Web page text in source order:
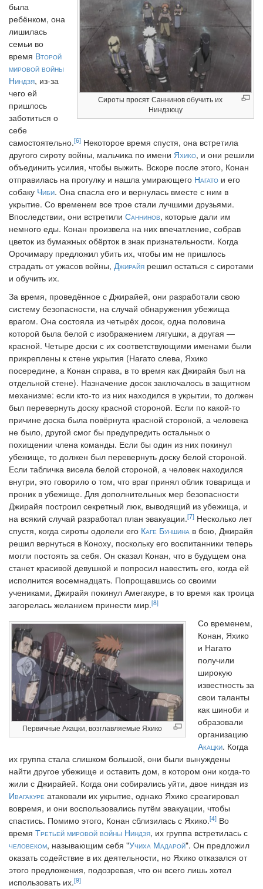
Сироты просят Саннинов обучить их
Ниндзюцу
была
ребёнком, она
лишилась
семьи во
время Второй
мировой войны
Ниндзя, из-за
чего ей
пришлось
заботиться о
себе
самостоятельно.[6] Некоторое время спустя, она встретила
другого сироту войны, мальчика по имени Яхико, и они решили
объединить усилия, чтобы выжить. Вскоре после этого, Конан
отправилась на прогулку и нашла умирающего Нагато и его
собаку Чиби. Она спасла его и вернулась вместе с ним в
укрытие. Со временем все трое стали лучшими друзьями.
Впоследствии, они встретили Саннинов, которые дали им
немного еды. Конан произвела на них впечатление, собрав
цветок из бумажных обёрток в знак признательности. Когда
Орочимару предложил убить их, чтобы им не пришлось
страдать от ужасов войны, Джирайя решил остаться с сиротами
и обучить их.
За время, проведённое с Джирайей, они разработали свою
систему безопасности, на случай обнаружения убежища
врагом. Она состояла из четырёх досок, одна половина
которой была белой с изображением лягушки, а другая —
красной. Четыре доски с их соответствующими именами были
прикреплены к стене укрытия (Нагато слева, Яхико
посередине, а Конан справа, в то время как Джирайя был на
отдельной стене). Назначение досок заключалось в защитном
механизме: если кто-то из них находился в укрытии, то должен
был перевернуть доску красной стороной. Если по какой-то
причине доска была повёрнута красной стороной, а человека
не было, другой смог бы предупредить остальных о
похищении члена команды. Если бы один из них покинул
убежище, то должен был перевернуть доску белой стороной.
Если табличка висела белой стороной, а человек находился
внутри, это говорило о том, что враг принял облик товарища и
проник в убежище. Для дополнительных мер безопасности
Джирайя построил секретный люк, выводящий из убежища, и
на всякий случай разработал план эвакуации.[7] Несколько лет
спустя, когда сироты одолели его Каге Буншина в бою, Джирайя
решил вернуться в Коноху, поскольку его воспитанники теперь
могли постоять за себя. Он сказал Конан, что в будущем она
станет красивой девушкой и попросил навестить его, когда ей
исполнится восемнадцать. Попрощавшись со своими
учениками, Джирайя покинул Амегакуре, в то время как троица
загорелась желанием принести мир.[8]
Первичные Акацки, возглавляемые Яхико
Со временем,
Конан, Яхико
и Нагато
получили
широкую
известность за
свои таланты
как шиноби и
образовали
организацию
Акацки. Когда
их группа стала слишком большой, они были вынуждены
найти другое убежище и оставить дом, в котором они когда-то
жили с Джирайей. Когда они собирались уйти, двое ниндзя из
Ивагакуре атаковали их укрытие, однако Яхико среагировал
вовремя, и они воспользовались путём эвакуации, чтобы
спастись. Помимо этого, Конан сблизилась с Яхико.[4] Во
время Третьей мировой войны Ниндзя, их группа встретилась с
человеком, называющим себя "Учиха Мадарой". Он предложил
оказать содействие в их деятельности, но Яхико отказался от
этого предложения, подозревая, что он всего лишь хотел
использовать их.[9]